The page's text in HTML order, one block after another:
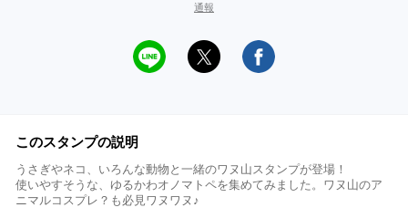
通報
このスタンプの説明
うさぎやネコ、いろんな動物と一緒のワヌ山スタンプが登場！
使いやすそうな、ゆるかわオノマトペを集めてみました。ワヌ山のア
ニマルコスプレ？も必見ワヌワヌ♪